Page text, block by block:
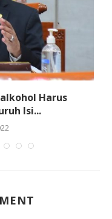
Harus
Isi...